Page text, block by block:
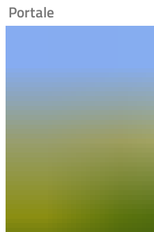
Portale